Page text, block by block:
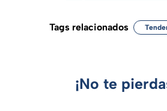
Tags relacionados
¡No te